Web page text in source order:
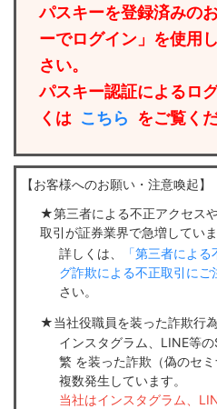
パスキーを登録済みの
ーでログイン」を使用
さい。
パスキー認証によるロ
くは こちら をご覧く
【お客様へのお願い・注意喚起】
第三者による不正アクセス
取引が証券業界で急増してい
詳しくは、
「第三者によ
グ詐欺による不正取引にご
さい。
当社役職員を装った詐欺行
インスタグラム、LINE等
繁 を装った詐欺（偽のセ
複数発生しています。
当社はインスタグラム、